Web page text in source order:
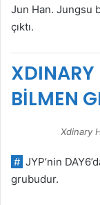
Jun Han. Jungsu
çıktı.
XDINARY
BİLMEN
Xdinary
# JYP’nin
grubudur.